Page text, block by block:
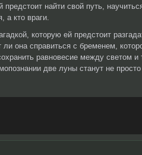
предстоит найти свой путь,
а кто враги.
которую ей предстоит
она справиться с бременем,
равновесие между светом
две луны станут не